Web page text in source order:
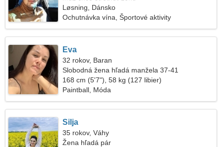
Løsning, Dánsko
Ochutnávka vína, Športové aktivity
Eva
32 rokov, Baran
Slobodná žena hľadá manžela 37-41
168 cm (5'7"), 58 kg (127 libier)
Paintball, Móda
Silja
35 rokov, Váhy
Žena hľadá pár